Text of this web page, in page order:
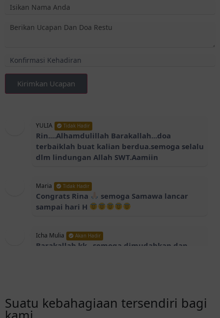
Kirimkan Ucapan
YULIA Tidak Hadir
Rin....Alhamdulillah Barakallah...doa
terbaiklah buat kalian berdua.semoga selalu
dlm lindungan Allah SWT.Aamiin
Maria Tidak Hadir
Congrats Rina
semoga Samawa lancar
sampai hari H
Icha Mulia Akan Hadir
Barakallah kk , semoga dimudahkan dan
lancar sampai hari H dan menjadi keluarga
Suatu kebahagiaan tersendiri bagi